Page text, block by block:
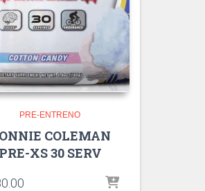
PRE-ENTRENO
COLEMAN
PRE-XS 30 SERV